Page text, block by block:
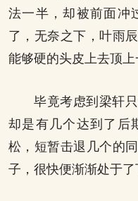
法一半，却被前面冲
了，无奈之下，叶雨
能够硬的头皮上去顶上
毕竟考虑到梁轩
却是有几个达到了后
松，短暂击退几个的
子，很快便渐渐处于了